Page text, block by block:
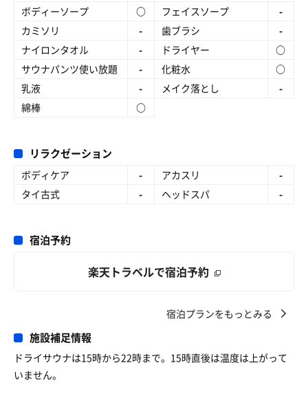
ボディーソープ
○ フェイスソープ
-
カミソリ
- 歯ブラシ
-
ナイロンタオル
- ドライヤー
○
サウナパンツ使い放題
- 化粧水
○
乳液
- メイク落とし
-
綿棒
○
リラクゼーション
ボディケア - アカスリ
-
タイ古式
- ヘッドスパ -
宿泊予約
楽天トラベルで宿泊予約
宿泊プランをもっとみる
施設補足情報
ドライサウナは15時から22時まで。15時直後は温度は上がって
いません。